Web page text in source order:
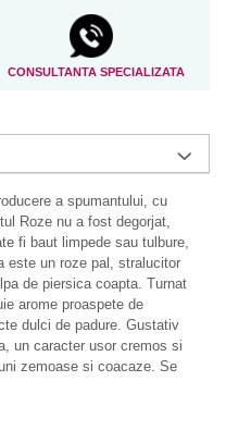
CONSULTANTA SPECIALIZATA
a spumantului, cu
Roze nu a fost degorjat,
fi baut limpede sau tulbure,
este un roze pal, stralucitor
de piersica coapta. Turnat
arome proaspete de
dulci de padure. Gustativ
un caracter usor cremos si
zemoase si coacaze. Se